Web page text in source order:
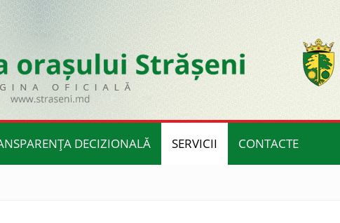
DECIZIONALĂ SERVICII CONTACTE